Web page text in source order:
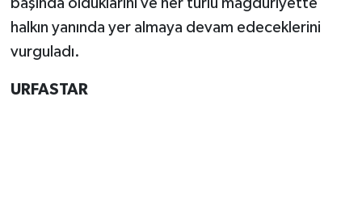
başında olduklarını ve her türlü mağduriyette
halkın yanında yer almaya devam edeceklerini
vurguladı.
URFASTAR